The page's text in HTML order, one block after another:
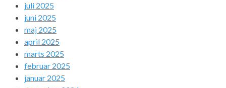
juli 2025
juni 2025
maj 2025
april 2025
marts 2025
februar 2025
januar 2025